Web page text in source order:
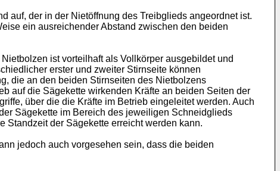
auf, der in der Nietöffnung des Treibglieds angeordnet ist.
ein ausreichender Abstand zwischen den beiden
ist vorteilhaft als Vollkörper ausgebildet und
erster und zweiter Stirnseite können
die an den beiden Stirnseiten des Nietbolzens
auf die Sägekette wirkenden Kräfte an beiden Seiten der
über die die Kräfte im Betrieb eingeleitet werden. Auch
Sägekette im Bereich des jeweiligen Schneidglieds
Standzeit der Sägekette erreicht werden kann.
jedoch auch vorgesehen sein, dass die beiden